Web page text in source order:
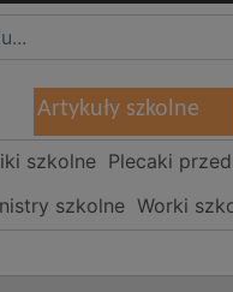
Artykuły szkolne
szkolne Plecaki
szkolne Worki